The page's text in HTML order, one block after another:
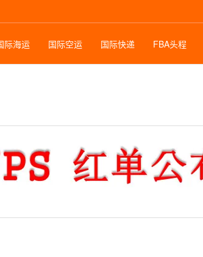
际海运 国际空运 国际快递 FBA头程